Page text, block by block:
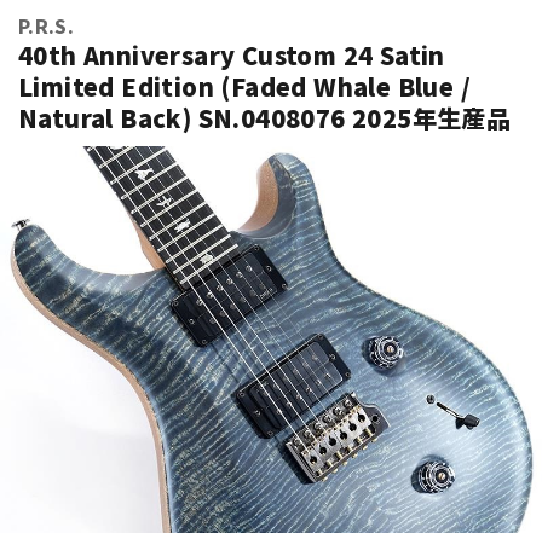
エレキギター アコギ/エレアコ
ベース
ドラム パーカッション
キーボード 電子ピアノ
その他楽器
P.R.S.
40th Anniversary Custom 24 Satin
Limited Edition (Faded Whale Blue /
Natural Back) SN.0408076 2025年生産品